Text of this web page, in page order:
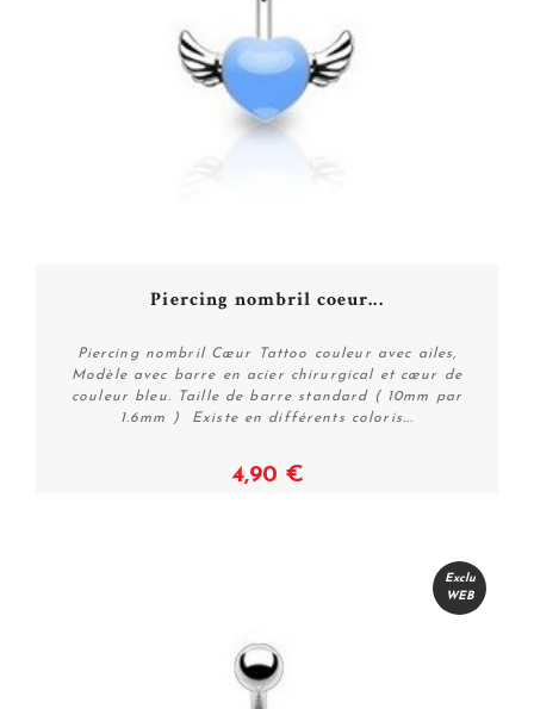
Voir
Piercing nombril coeur...
Piercing nombril Cœur Tattoo couleur avec ailes,
Modèle avec barre en acier chirurgical et cœur de
couleur bleu. Taille de barre standard ( 10mm par
1.6mm ) Existe en différents coloris...
4,90 €
Exclu
WEB